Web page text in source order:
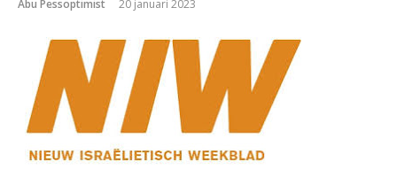
Abu Pessoptimist 20 januari 2023